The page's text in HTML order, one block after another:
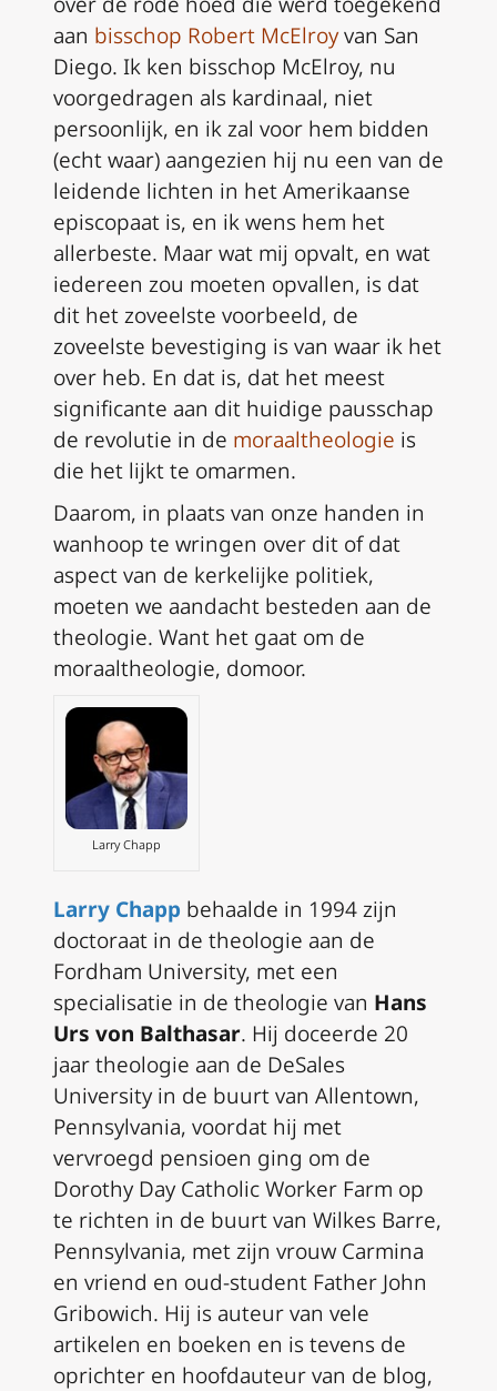
aan bisschop Robert McElroyvan San
Diego. Ik ken bisschop McElroy, nu
voorgedragen als kardinaal, niet
persoonlijk, en ik zal voor hem bidden
(echt waar) aangezien hij nu een van de
leidende lichten in het Amerikaanse
episcopaat is, en ik wens hem het
allerbeste. Maar wat mij opvalt, en wat
iedereen zou moeten opvallen, is dat
dit het zoveelste voorbeeld, de
zoveelste bevestiging is van waar ik het
over heb. En dat is, dat het meest
significante aan dit huidige pausschap
de revolutie in de moraaltheologie is
die het lijkt te omarmen.
Daarom, in plaats van onze handen in
wanhoop te wringen over dit of dat
aspect van de kerkelijke politiek,
moeten we aandacht besteden aan de
theologie. Want het gaat om de
moraaltheologie, domoor.
Larry Chapp
Larry Chapp behaalde in 1994 zijn
doctoraat in de theologie aan de
Fordham University, met een
specialisatie in de theologie van Hans
Urs von Balthasar. Hij doceerde 20
jaar theologie aan de DeSales
University in de buurt van Allentown,
Pennsylvania, voordat hij met
vervroegd pensioen ging om de
Dorothy Day Catholic Worker Farm op
te richten in de buurt van Wilkes Barre,
Pennsylvania, met zijn vrouw Carmina
en vriend en oud-student Father John
Gribowich. Hij is auteur van vele
artikelen en boeken en is tevens de
oprichter en hoofdauteur van de blog,